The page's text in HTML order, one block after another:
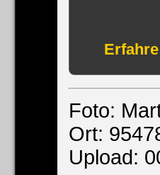
Foto:
Ort:
Upload: